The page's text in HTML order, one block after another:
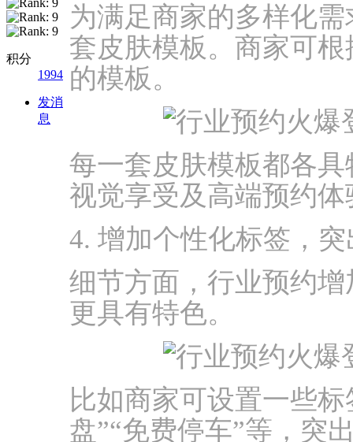
积分
1994
发消
息
为满足商家的多样化需
套皮肤模板。商家可
的模板。
每一套皮肤模板都各
视觉享受及高端预约
4. 增加个性化标签，
细节方面，行业预约
更具有特色。
比如商家可设置一些
盘”“免费停车”等，突